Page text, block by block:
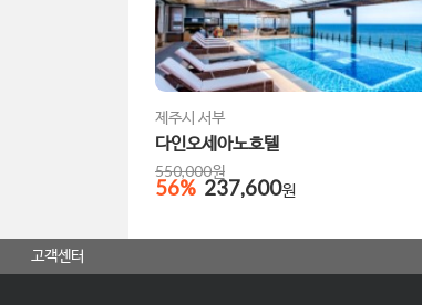
제주시 서부
다인오세아노호텔
550,000원
56% 237,600원
고객센터